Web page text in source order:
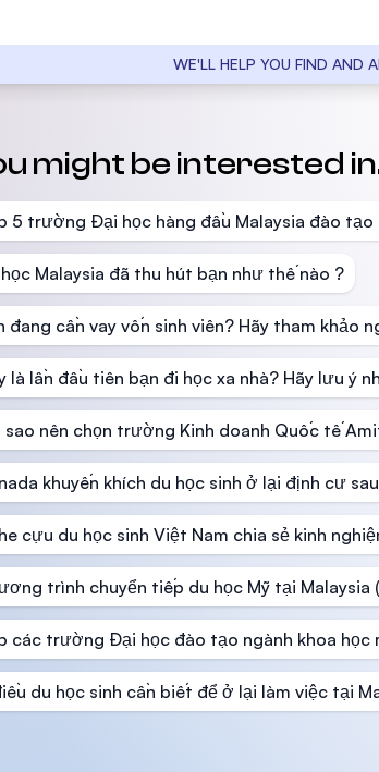
WE'LL HELP YOU FIND AND
might be interested
5 trường Đại học hàng đầu Malaysia đào tạo
học Malaysia đã thu hút bạn như thế nào ?
đang cần vay vốn sinh viên? Hãy tham khảo
là lần đầu tiên bạn đi học xa nhà? Hãy lưu ý
sao nên chọn trường Kinh doanh Quốc tế
khuyến khích du học sinh ở lại định cư
cựu du học sinh Việt Nam chia sẻ kinh
trình chuyển tiếp du học Mỹ tại Malaysia
các trường Đại học đào tạo ngành khoa học
du học sinh cần biết để ở lại làm việc tại